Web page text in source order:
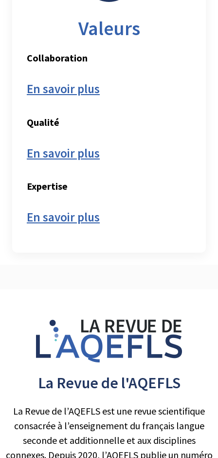
Valeurs
Collaboration
En savoir plus
Qualité
En savoir plus
Expertise
En savoir plus
La Revue de l'AQEFLS
La Revue de l’AQEFLS est une revue scientifique
consacrée à l’enseignement du français langue
seconde et additionnelle et aux disciplines
connexes. Depuis 2020, l’AQEFLS publie un numéro